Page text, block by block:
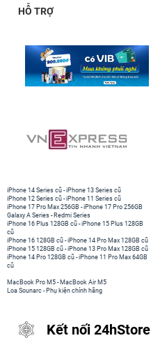
HỖ TRỢ
iPhone 14 Series cũ -iPhone 13 Series cũ
iPhone 12 Series cũ -iPhone 11 Series cũ
iPhone 17 Pro Max 256GB -iPhone 17 Pro 256GB
Galaxy A Series - Redmi Series
iPhone 16 Plus 128GB cũ -iPhone 15 Plus 128GB
cũ
iPhone 16 128GB cũ -iPhone 14 Pro Max 128GB cũ
iPhone 15 128GB cũ -iPhone 13 Pro Max 128GB cũ
iPhone 14 Pro 128GB cũ -iPhone 11 Pro Max 64GB
cũ
MacBook Pro M5 - MacBook Air M5
Loa Sounarc - Phụ kiện chính hãng
Kết nối 24hStore